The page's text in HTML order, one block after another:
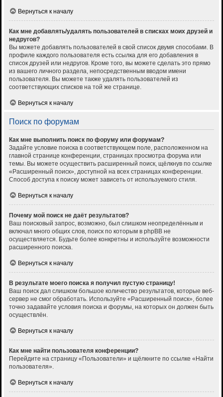
Вернуться к началу
Как мне добавлять/удалять пользователей в списках моих друзей и
недругов?
Вы можете добавлять пользователей в свой список двумя способами. В
профиле каждого пользователя есть ссылка для его добавления в
список друзей или недругов. Кроме того, вы можете сделать это прямо
из вашего личного раздела, непосредственным вводом имени
пользователя. Вы можете также удалять пользователей из
соответствующих списков на той же странице.
Вернуться к началу
Поиск по форумам
Как мне выполнить поиск по форуму или форумам?
Задайте условие поиска в соответствующем поле, расположенном на
главной странице конференции, страницах просмотра форума или
темы. Вы можете осуществить расширенный поиск, щёлкнув по ссылке
«Расширенный поиск», доступной на всех страницах конференции.
Способ доступа к поиску может зависеть от используемого стиля.
Вернуться к началу
Почему мой поиск не даёт результатов?
Ваш поисковый запрос, возможно, был слишком неопределённым и
включал много общих слов, поиск по которым в phpBB не
осуществляется. Будьте более конкретны и используйте возможности
расширенного поиска.
Вернуться к началу
В результате моего поиска я получил пустую страницу!
Ваш поиск дал слишком большое количество результатов, которые веб-
сервер не смог обработать. Используйте «Расширенный поиск», более
точно задавайте условия поиска и форумы, на которых он должен быть
осуществлён.
Вернуться к началу
Как мне найти пользователя конференции?
Перейдите на страницу «Пользователи» и щёлкните по ссылке «Найти
пользователя».
Вернуться к началу